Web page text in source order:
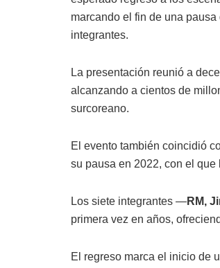
marcando el fin de una
integrantes.
La presentación reunió a
alcanzando a cientos de
surcoreano.
El evento también coincidió
su pausa en 2022, con el
Los siete integrantes —RM,
primera vez en años,
El regreso marca el inicio de